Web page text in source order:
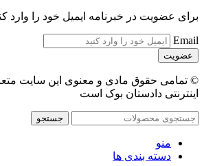
برای عضویت در خبرنامه ایمیل خود را وارد
Email
© تمامی حقوق مادی و معنوی این سایت
اینترنتی دادستان بوک است
جستجو
منو
دسته بندی ها